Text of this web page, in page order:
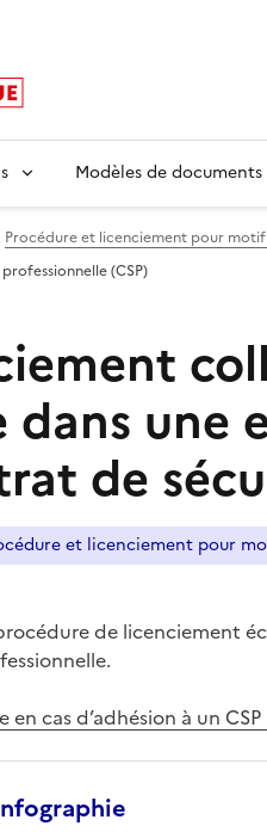
Modèles de documents
Procédure et licenciement pour
(CSP)
une
de
et licenciement pour
de licenciement
cas d’adhésion à un CSP